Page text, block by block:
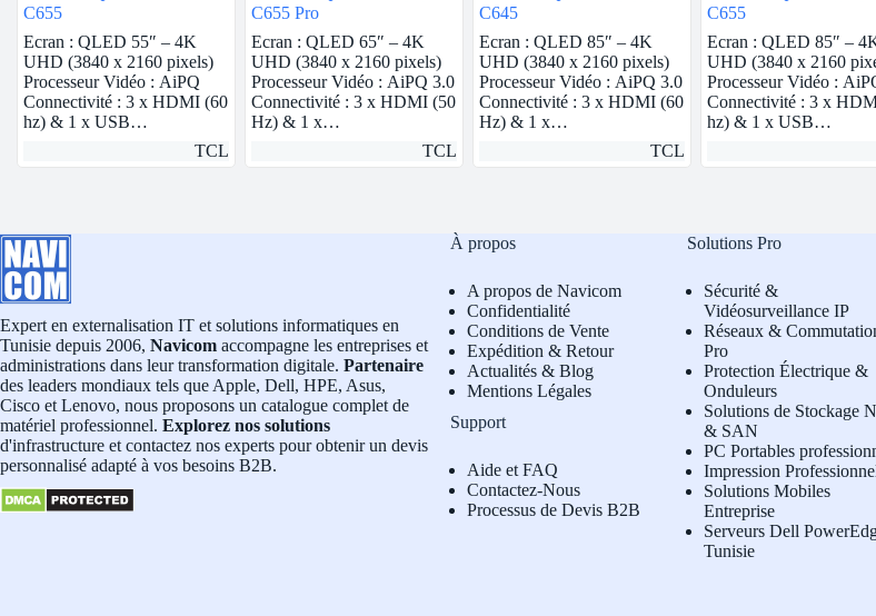
C655
Ecran : QLED 55″ – 4K
UHD (3840 x 2160 pixels)
Processeur Vidéo : AiPQ
Connectivité : 3 x HDMI (60
hz) & 1 x USB…
TCL
C655 Pro
Ecran : QLED 65″ – 4K
UHD (3840 x 2160 pixels)
Processeur Vidéo : AiPQ 3.0
Connectivité : 3 x HDMI (50
Hz) & 1 x…
TCL
C645
Ecran : QLED 85″ – 4K
UHD (3840 x 2160 pixels)
Processeur Vidéo : AiPQ 3.0
Connectivité : 3 x HDMI (60
Hz) & 1 x…
TCL
C655
Ecran : QLED 85″ –
UHD (3840 x 2160
Processeur Vidéo :
Connectivité : 3 x
hz) & 1 x USB…
Expert en externalisation IT et solutions informatiques en
Tunisie depuis 2006, Navicom accompagne les entreprises et
administrations dans leur transformation digitale. Partenaire
des leaders mondiaux tels que Apple, Dell, HPE, Asus,
Cisco et Lenovo, nous proposons un catalogue complet de
matériel professionnel. Explorez nos solutions
d'infrastructure et contactez nos experts pour obtenir un devis
personnalisé adapté à vos besoins B2B.
À propos
A propos de Navicom
Confidentialité
Conditions de Vente
Expédition & Retour
Actualités & Blog
Mentions Légales
Support
Aide et FAQ
Contactez-Nous
Processus de Devis B2B
Solutions Pro
Sécurité &
Vidéosurveillance IP
Réseaux &
Pro
Protection Électrique &
Onduleurs
Solutions de Stockage
& SAN
PC Portables
Impression
Solutions Mobiles
Entreprise
Serveurs Dell
Tunisie